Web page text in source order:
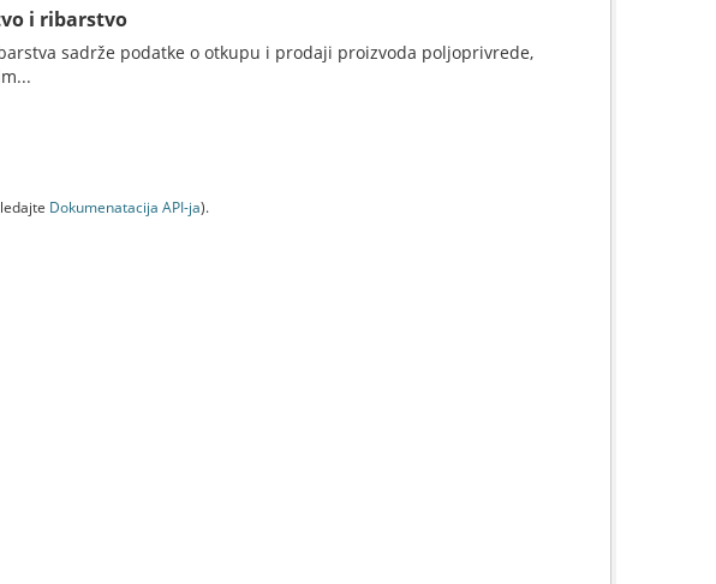
i ribarstvo
sadrže podatke o otkupu i prodaji proizvoda poljoprivrede,
Dokumenаtаcijа API-jа).